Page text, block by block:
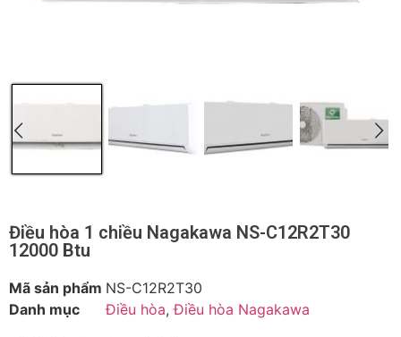
Điều hòa 1 chiều Nagakawa NS-C12R2T30
12000 Btu
Mã sản phẩm NS-C12R2T30
Danh mục
Điều hòa,Điều hòa Nagakawa